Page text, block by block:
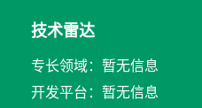
技术雷达
专长领域：暂无信息
开发平台：暂无信息